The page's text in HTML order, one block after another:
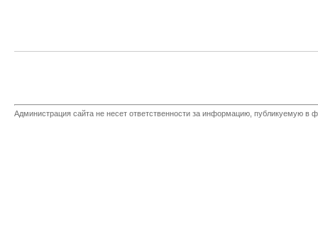
Администрация сайта не несет ответственности за информацию, публикуемую